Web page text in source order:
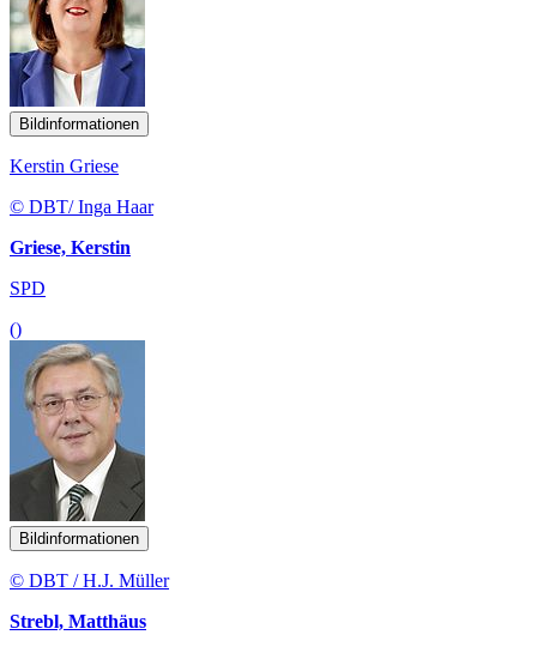
Bildinformationen
Kerstin Griese
© DBT/ Inga Haar
Griese, Kerstin
SPD
()
Bildinformationen
© DBT / H.J. Müller
Strebl, Matthäus